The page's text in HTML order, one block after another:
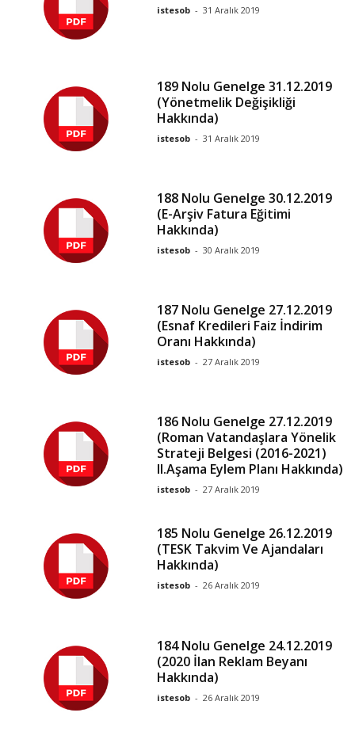
istesob - 31 Aralık 2019
189 Nolu Genelge 31.12.2019
(Yönetmelik Değişikliği
Hakkında)
istesob - 31 Aralık 2019
188 Nolu Genelge 30.12.2019
(E-Arşiv Fatura Eğitimi
Hakkında)
istesob - 30 Aralık 2019
187 Nolu Genelge 27.12.2019
(Esnaf Kredileri Faiz İndirim
Oranı Hakkında)
istesob - 27 Aralık 2019
186 Nolu Genelge 27.12.2019
(Roman Vatandaşlara Yönelik
Strateji Belgesi (2016-2021)
II.Aşama Eylem Planı Hakkında)
istesob - 27 Aralık 2019
185 Nolu Genelge 26.12.2019
(TESK Takvim Ve Ajandaları
Hakkında)
istesob - 26 Aralık 2019
184 Nolu Genelge 24.12.2019
(2020 İlan Reklam Beyanı
Hakkında)
istesob - 26 Aralık 2019